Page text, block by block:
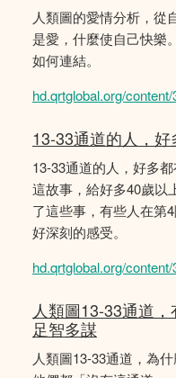
人類圖的愛情分析，從
是愛，什麼使自己快樂
如何連結。
hd.qrtglobal.org/
13-33通道的人，
13-33通道的人，好多
這故事，給好多40歲以
了這些事，有些人在第
好深刻的感受。
hd.qrtglobal.org/
人類圖13-33通道
足智多謀
人類圖13-33通道，為